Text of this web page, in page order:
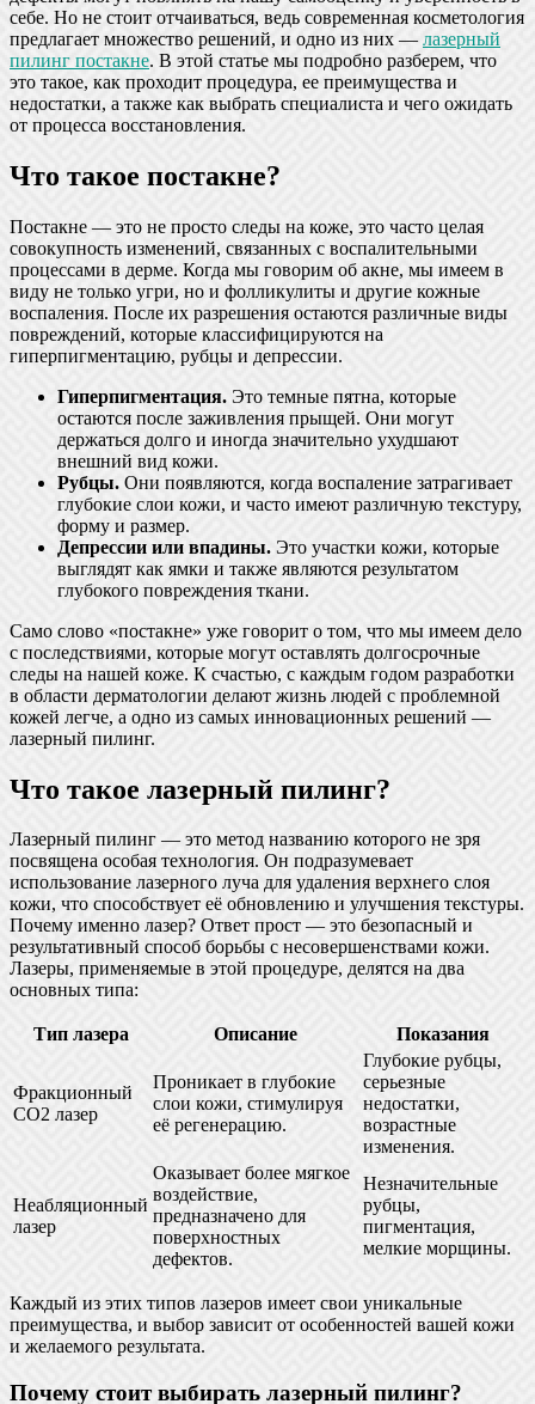
себе. Но не стоит отчаиваться, ведь современная косметология
предлагает множество решений, и одно из них —лазерный
пилинг постакне. В этой статье мы подробно разберем, что
это такое, как проходит процедура, ее преимущества и
недостатки, а также как выбрать специалиста и чего ожидать
от процесса восстановления.
Что такое постакне?
Постакне — это не просто следы на коже, это часто целая
совокупность изменений, связанных с воспалительными
процессами в дерме. Когда мы говорим об акне, мы имеем в
виду не только угри, но и фолликулиты и другие кожные
воспаления. После их разрешения остаются различные виды
повреждений, которые классифицируются на
гиперпигментацию, рубцы и депрессии.
Гиперпигментация. Это темные пятна, которые
остаются после заживления прыщей. Они могут
держаться долго и иногда значительно ухудшают
внешний вид кожи.
Рубцы. Они появляются, когда воспаление затрагивает
глубокие слои кожи, и часто имеют различную текстуру,
форму и размер.
Депрессии или впадины. Это участки кожи, которые
выглядят как ямки и также являются результатом
глубокого повреждения ткани.
Само слово «постакне» уже говорит о том, что мы имеем дело
с последствиями, которые могут оставлять долгосрочные
следы на нашей коже. К счастью, с каждым годом разработки
в области дерматологии делают жизнь людей с проблемной
кожей легче, а одно из самых инновационных решений —
лазерный пилинг.
Что такое лазерный пилинг?
Лазерный пилинг — это метод названию которого не зря
посвящена особая технология. Он подразумевает
использование лазерного луча для удаления верхнего слоя
кожи, что способствует её обновлению и улучшения текстуры.
Почему именно лазер? Ответ прост — это безопасный и
результативный способ борьбы с несовершенствами кожи.
Лазеры, применяемые в этой процедуре, делятся на два
основных типа:
Тип лазера Описание Показания
Фракционный
CO2 лазер
Проникает в глубокие
слои кожи, стимулируя
её регенерацию.
Глубокие рубцы,
серьезные
недостатки,
возрастные
изменения.
Неабляционный
лазер
Оказывает более мягкое
воздействие,
предназначено для
поверхностных
дефектов.
Незначительные
рубцы,
пигментация,
мелкие морщины.
Каждый из этих типов лазеров имеет свои уникальные
преимущества, и выбор зависит от особенностей вашей кожи
и желаемого результата.
Почему стоит выбирать лазерный пилинг?